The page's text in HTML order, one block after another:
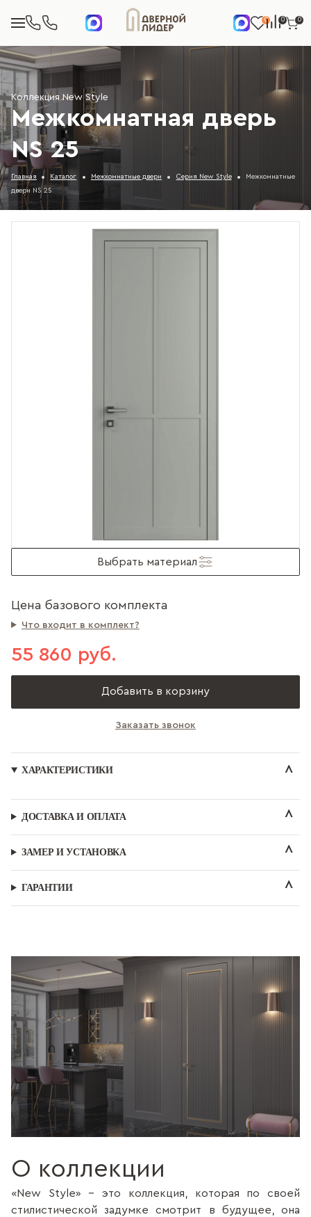
0 0 0
Коллекция New Style
Межкомнатная дверь
NS 25
Главная Каталог Межкомнатные двери Серия New Style
Межкомнатные
двери NS 25
Выбрать материал
Цена базового комплекта
Что входит в комплект?
55 860 руб.
Добавить в корзину
Заказать звонок
ХАРАКТЕРИСТИКИ
ДОСТАВКА И ОПЛАТА
ЗАМЕР И УСТАНОВКА
ГАРАНТИИ
О коллекции
«New Style» - это коллекция, которая по своей
стилистической задумке смотрит в будущее, она